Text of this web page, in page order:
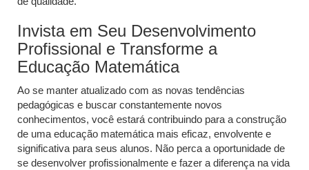
Invista em Seu Desenvolvimento
Profissional e Transforme a
Educação Matemática
Ao se manter atualizado com as novas tendências
pedagógicas e buscar constantemente novos
conhecimentos, você estará contribuindo para a construção
de uma educação matemática mais eficaz, envolvente e
significativa para seus alunos. Não perca a oportunidade de
se desenvolver profissionalmente e fazer a diferença na vida